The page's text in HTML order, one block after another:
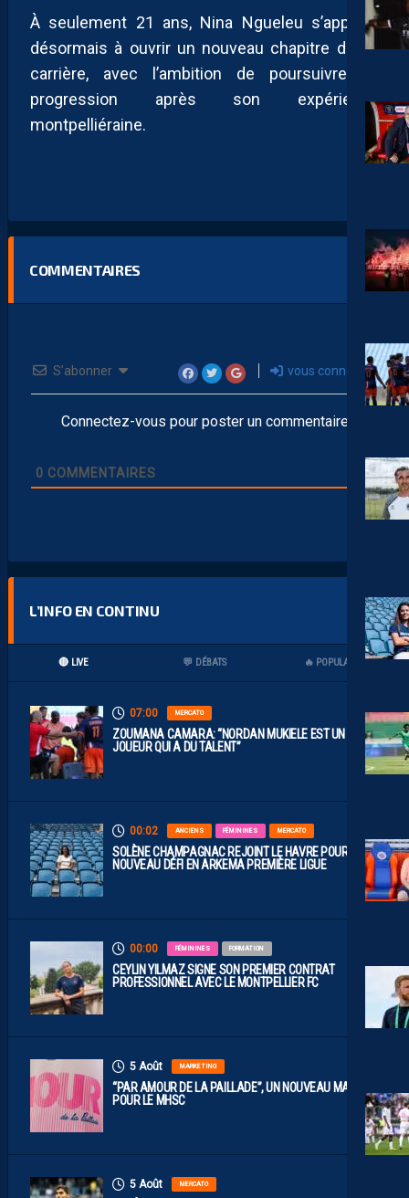
À seulement 21 ans, Nina Ngueleu s’apprête
désormais à ouvrir un nouveau chapitre de sa
carrière, avec l’ambition de poursuivre sa
progression après son expérience
montpelliéraine.
COMMENTAIRES
S’abonner vous connecter
Connectez-vous pour poster un commentaire
0 COMMENTAIRES
L’INFO EN CONTINU
🔴 LIVE 💬 DÉBATS 🔥 POPULAIRES
07:00 MERCATO
ZOUMANA CAMARA: “NORDAN MUKIELE EST UN
JOUEUR QUI A DU TALENT”
00:02 ANCIENS FÉMININES MERCATO
SOLÈNE CHAMPAGNAC REJOINT LE HAVRE POUR UN
NOUVEAU DÉFI EN ARKEMA PREMIÈRE LIGUE
00:00 FÉMININES FORMATION
CEYLIN YILMAZ SIGNE SON PREMIER CONTRAT
PROFESSIONNEL AVEC LE MONTPELLIER FC
5 Août MARKETING
“PAR AMOUR DE LA PAILLADE”, UN NOUVEAU MAILLOT
POUR LE MHSC
5 Août MERCATO